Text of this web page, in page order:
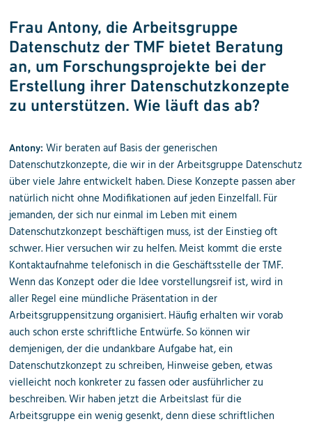
Frau Antony, die Arbeitsgruppe
Datenschutz der TMF bietet Beratung
an, um Forschungsprojekte bei der
Erstellung ihrer Datenschutzkonzepte
zu unterstützen. Wie läuft das ab?
Antony:Wir beraten auf Basis der generischen
Datenschutzkonzepte, die wir in der Arbeitsgruppe Datenschutz
über viele Jahre entwickelt haben. Diese Konzepte passen aber
natürlich nicht ohne Modifikationen auf jeden Einzelfall. Für
jemanden, der sich nur einmal im Leben mit einem
Datenschutzkonzept beschäftigen muss, ist der Einstieg oft
schwer. Hier versuchen wir zu helfen. Meist kommt die erste
Kontaktaufnahme telefonisch in die Geschäftsstelle der TMF.
Wenn das Konzept oder die Idee vorstellungsreif ist, wird in
aller Regel eine mündliche Präsentation in der
Arbeitsgruppensitzung organisiert. Häufig erhalten wir vorab
auch schon erste schriftliche Entwürfe. So können wir
demjenigen, der die undankbare Aufgabe hat, ein
Datenschutzkonzept zu schreiben, Hinweise geben, etwas
vielleicht noch konkreter zu fassen oder ausführlicher zu
beschreiben. Wir haben jetzt die Arbeitslast für die
Arbeitsgruppe ein wenig gesenkt, denn diese schriftlichen